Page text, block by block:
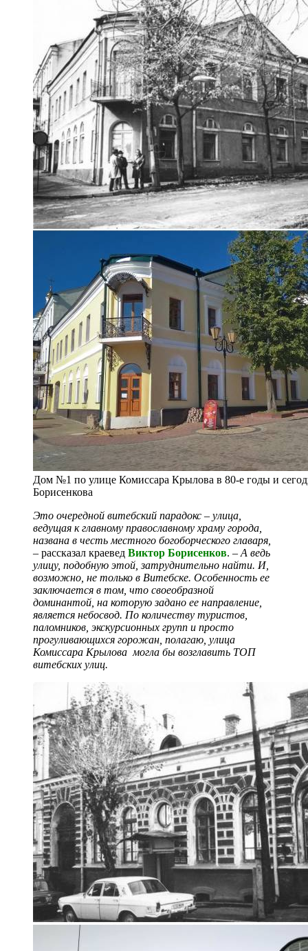
Дом №1 по улице Комиссара Крылова в 80-е годы и
Борисенкова
Это очередной витебский парадокс – улица,
ведущая к главному православному храму города,
названа в честь местного богоборческого главаря,
– рассказал краевед Виктор Борисенков. – А ведь
улицу, подобную этой, затруднительно найти. И,
возможно, не только в Витебске. Особенность ее
заключается в том, что своеобразной
доминантой, на которую задано ее направление,
является небосвод. По количеству туристов,
паломников, экскурсионных групп и просто
прогуливающихся горожан, полагаю, улица
Комиссара Крылова могла бы возглавить TOП
витебских улиц.